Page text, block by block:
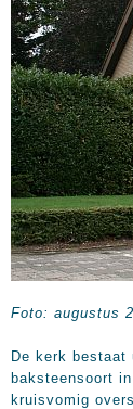
Foto: augustus
De kerk
baksteensoort
kruisvomig